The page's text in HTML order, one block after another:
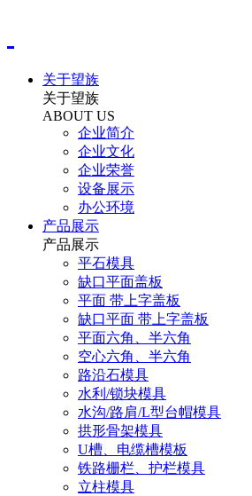
关于望族
关于望族
ABOUT US
企业简介
企业文化
企业荣誉
设备展示
办公环境
产品展示
产品展示
平石模具
缺口平面盖板
平面 带上字盖板
缺口平面 带上字盖板
平面六角、半六角
空心六角、半六角
路沿石模具
水利/锁块模具
水沟/路肩/L型台帽模具
拱形骨架模具
U槽、电缆槽模板
铁路栅栏、护栏模具
立柱模具